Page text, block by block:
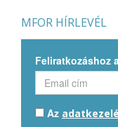
MFOR HÍRLEVÉL
Feliratkozáshoz
Az